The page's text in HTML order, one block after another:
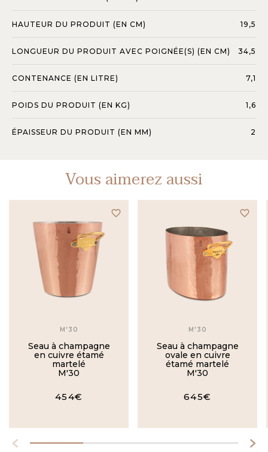
HAUTEUR DU PRODUIT (EN CM) 19,5
LONGUEUR DU PRODUIT AVEC POIGNÉE(S) (EN CM) 34,5
CONTENANCE (EN LITRE) 7,1
POIDS DU PRODUIT (EN KG) 1,6
ÉPAISSEUR DU PRODUIT (EN MM) 2
Vous aimerez aussi
favorite_border
M'30
Seau à champagne
en cuivre étamé
martelé
M'30
454€
favorite_border
M'30
Seau à champagne
ovale en cuivre
étamé martelé
M'30
645€